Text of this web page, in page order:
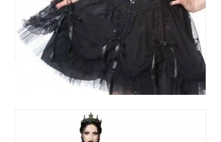
Inkl. MwSt.
Versand
Lieferzeit: ca. 1-2 Tage DE, ca. 3-4 Tage EU